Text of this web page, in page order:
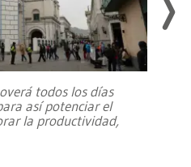
todos los días
así potenciar el
la productividad,